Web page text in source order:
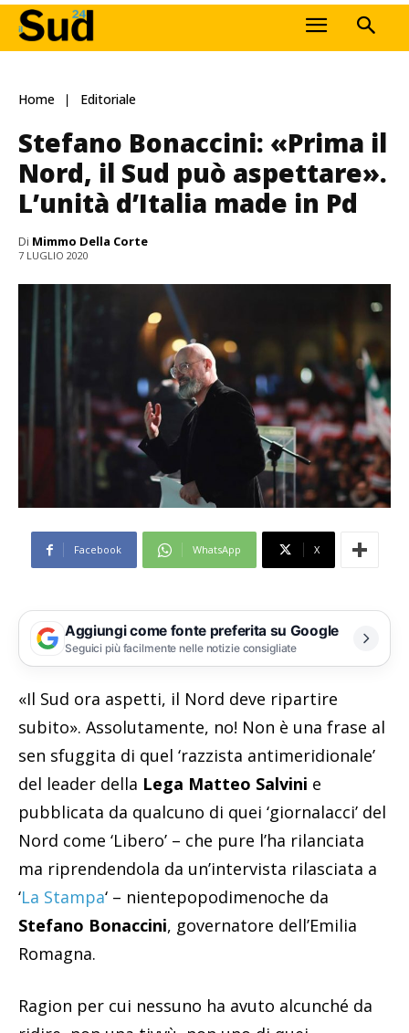
Home Editoriale
Stefano Bonaccini: «Prima il
Nord, il Sud può aspettare».
L’unità d’Italia made in Pd
Di Mimmo Della Corte
7 LUGLIO 2020
Facebook WhatsApp X
Aggiungi come fonte preferita su Google
Seguici più facilmente nelle notizie consigliate
«Il Sud ora aspetti, il Nord deve ripartire
subito». Assolutamente, no! Non è una frase al
sen sfuggita di quel ‘razzista antimeridionale’
del leader della Lega Matteo Salvini e
pubblicata da qualcuno di quei ‘giornalacci’ del
Nord come ‘Libero’ – che pure l’ha rilanciata
ma riprendendola da un’intervista rilasciata a
‘La Stampa‘ – nientepopodimenoche da
Stefano Bonaccini, governatore dell’Emilia
Romagna.
Ragion per cui nessuno ha avuto alcunché da